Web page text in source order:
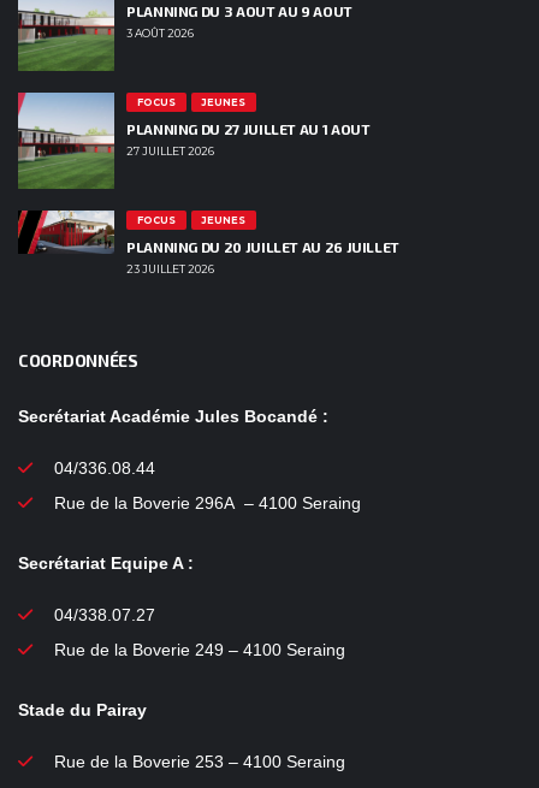
PLANNING DU 3 AOUT AU 9 AOUT
3 AOÛT 2026
FOCUS JEUNES
PLANNING DU 27 JUILLET AU 1 AOUT
27 JUILLET 2026
FOCUS JEUNES
PLANNING DU 20 JUILLET AU 26 JUILLET
23 JUILLET 2026
COORDONNÉES
Secrétariat Académie Jules Bocandé :
04/336.08.44
Rue de la Boverie 296A – 4100 Seraing
Secrétariat Equipe A :
04/338.07.27
Rue de la Boverie 249 – 4100 Seraing
Stade du Pairay
Rue de la Boverie 253 – 4100 Seraing